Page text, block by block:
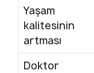
Yaşam
kalitesinin
artması
Doktor